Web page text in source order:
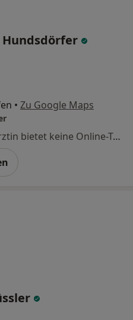
Hundsdörfer
• Zu Google Maps
Dieser Arzt bzw. diese Ärztin bietet keine Online-Terminbuchung an diesem Standort an.